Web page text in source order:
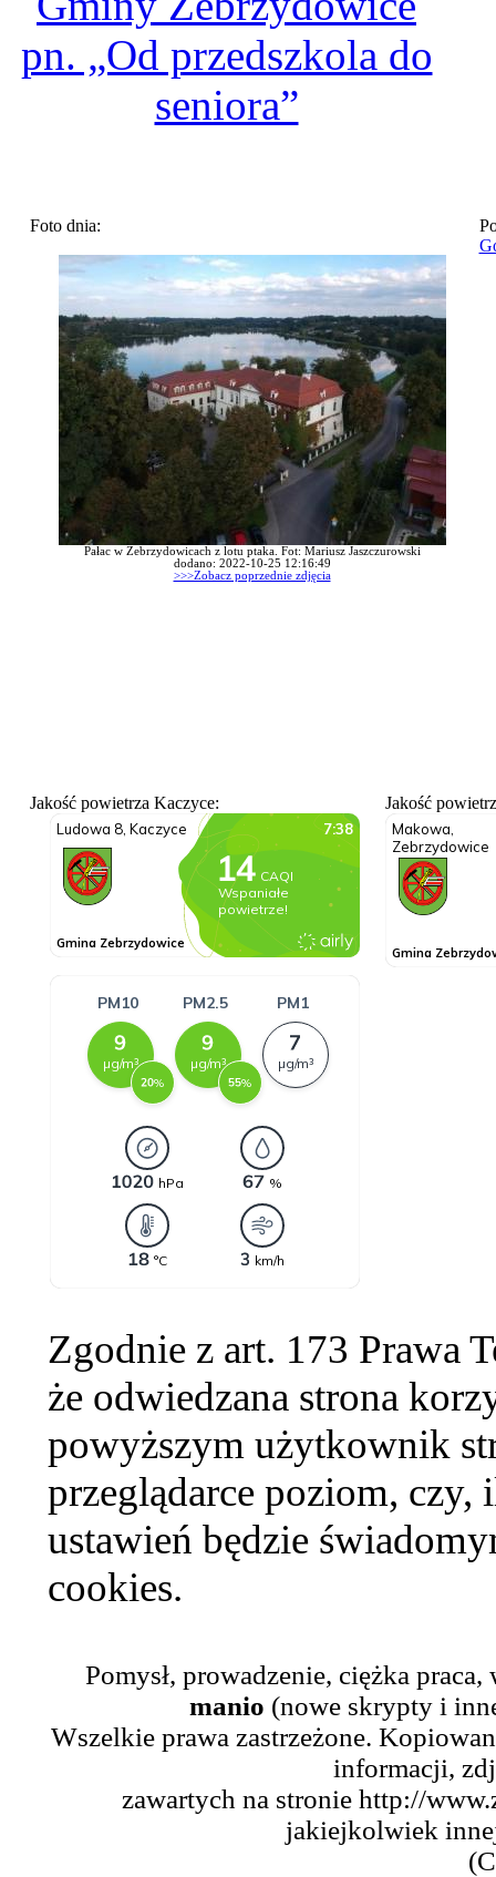
pn. „Od przedszkola do
seniora”
Foto dnia:
Pałac w Zebrzydowicach z lotu ptaka. Fot: Mariusz Jaszczurowski
dodano: 2022-10-25 12:16:49
>>>Zobacz poprzednie zdjęcia
Jakość powietrza Kaczyce: Jakość
Zgodnie z art. 173 Prawa
że odwiedzana strona
powyższym użytkownik
przeglądarce poziom,
ustawień będzie
cookies.
Pomysł, prowadzenie, ciężka
manio (nowe skrypty i
Wszelkie prawa zastrzeżone.
informacji,
zawartych na stronie http://
jakiejkolwiek